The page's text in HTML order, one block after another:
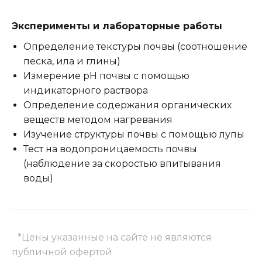
Эксперименты и лабораторные работы
Определение текстуры почвы (соотношение
песка, ила и глины)
Измерение pH почвы с помощью
индикаторного раствора
Определение содержания органических
веществ методом нагревания
Изучение структуры почвы с помощью лупы
Тест на водопроницаемость почвы
(наблюдение за скоростью впитывания
воды)
*Цены указанные на сайте не являются
публичной офертой